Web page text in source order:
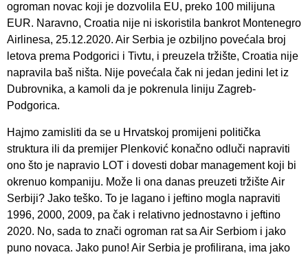
ogroman novac koji je dozvolila EU, preko 100 milijuna
EUR. Naravno, Croatia nije ni iskoristila bankrot Montenegro
Airlinesa, 25.12.2020. Air Serbia je ozbiljno povećala broj
letova prema Podgorici i Tivtu, i preuzela tržište, Croatia nije
napravila baš ništa. Nije povećala čak ni jedan jedini let iz
Dubrovnika, a kamoli da je pokrenula liniju Zagreb-
Podgorica.
Hajmo zamisliti da se u Hrvatskoj promijeni politička
struktura ili da premijer Plenković konačno odluči napraviti
ono što je napravio LOT i dovesti dobar management koji bi
okrenuo kompaniju. Može li ona danas preuzeti tržište Air
Serbiji? Jako teško. To je lagano i jeftino mogla napraviti
1996, 2000, 2009, pa čak i relativno jednostavno i jeftino
2020. No, sada to znači ogroman rat sa Air Serbiom i jako
puno novaca. Jako puno! Air Serbia je profilirana, ima jako